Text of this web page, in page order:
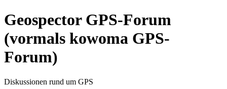
Geospector GPS-Forum
(vormals kowoma GPS-
Forum)
Diskussionen rund um GPS